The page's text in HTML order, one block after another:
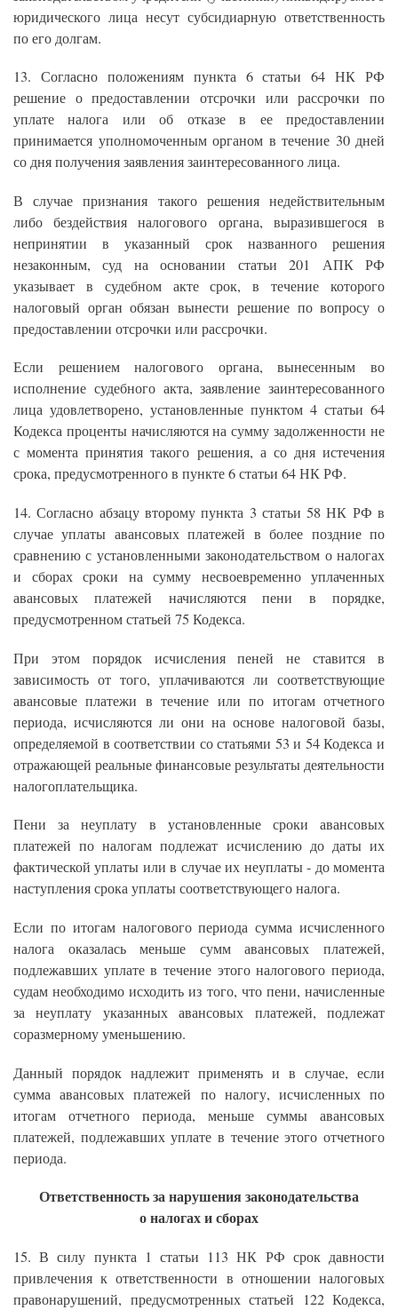
юридического лица несут субсидиарную ответственность
по его долгам.
13. Согласно положениям пункта 6 статьи 64 НК РФ
решение о предоставлении отсрочки или рассрочки по
уплате налога или об отказе в ее предоставлении
принимается уполномоченным органом в течение 30 дней
со дня получения заявления заинтересованного лица.
В случае признания такого решения недействительным
либо бездействия налогового органа, выразившегося в
непринятии в указанный срок названного решения
незаконным, суд на основании статьи 201 АПК РФ
указывает в судебном акте срок, в течение которого
налоговый орган обязан вынести решение по вопросу о
предоставлении отсрочки или рассрочки.
Если решением налогового органа, вынесенным во
исполнение судебного акта, заявление заинтересованного
лица удовлетворено, установленные пунктом 4 статьи 64
Кодекса проценты начисляются на сумму задолженности не
с момента принятия такого решения, а со дня истечения
срока, предусмотренного в пункте 6 статьи 64 НК РФ.
14. Согласно абзацу второму пункта 3 статьи 58 НК РФ в
случае уплаты авансовых платежей в более поздние по
сравнению с установленными законодательством о налогах
и сборах сроки на сумму несвоевременно уплаченных
авансовых платежей начисляются пени в порядке,
предусмотренном статьей 75 Кодекса.
При этом порядок исчисления пеней не ставится в
зависимость от того, уплачиваются ли соответствующие
авансовые платежи в течение или по итогам отчетного
периода, исчисляются ли они на основе налоговой базы,
определяемой в соответствии со статьями 53 и 54 Кодекса и
отражающей реальные финансовые результаты деятельности
налогоплательщика.
Пени за неуплату в установленные сроки авансовых
платежей по налогам подлежат исчислению до даты их
фактической уплаты или в случае их неуплаты - до момента
наступления срока уплаты соответствующего налога.
Если по итогам налогового периода сумма исчисленного
налога оказалась меньше сумм авансовых платежей,
подлежавших уплате в течение этого налогового периода,
судам необходимо исходить из того, что пени, начисленные
за неуплату указанных авансовых платежей, подлежат
соразмерному уменьшению.
Данный порядок надлежит применять и в случае, если
сумма авансовых платежей по налогу, исчисленных по
итогам отчетного периода, меньше суммы авансовых
платежей, подлежавших уплате в течение этого отчетного
периода.
Ответственность за нарушения законодательства
о налогах и сборах
15. В силу пункта 1 статьи 113 НК РФ срок давности
привлечения к ответственности в отношении налоговых
правонарушений, предусмотренных статьей 122 Кодекса,